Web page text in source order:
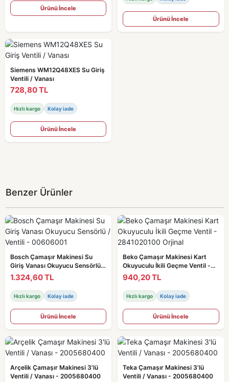
Ürünü İncele
Ürünü İncele
Siemens WM12Q48XES Su Giriş
Ventili / Vanası
728,80 TL
Hızlı kargo Kolay iade
Ürünü İncele
Benzer Ürünler
Bosch Çamaşır Makinesi Su
Giriş Vanası Okuyucu Sensörlü /
Ventili - 00606001
1.324,60 TL
Hızlı kargo Kolay iade
Ürünü İncele
Beko Çamaşır Makinesi Kart
Okuyuculu İkili Geçme Ventil -
2841020100 Orjinal
940,20 TL
Hızlı kargo Kolay iade
Ürünü İncele
Arçelik Çamaşır Makinesi 3'lü
Ventili / Vanası - 2005680400
Teka Çamaşır Makinesi 3'lü
Ventili / Vanası - 2005680400